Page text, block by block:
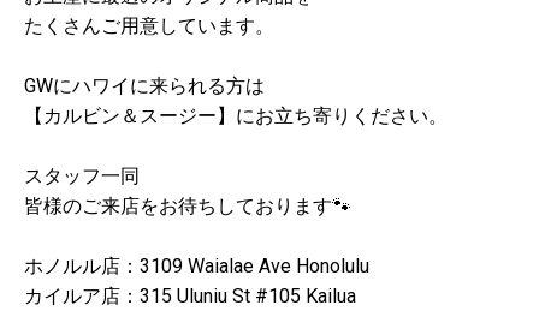
たくさんご用意しています。
GWにハワイに来られる方は
【カルビン＆スージー】にお立ち寄りください。
スタッフ一同
皆様のご来店をお待ちしております🐾
ホノルル店：3109 Waialae Ave Honolulu
カイルア店：315 Uluniu St #105 Kailua